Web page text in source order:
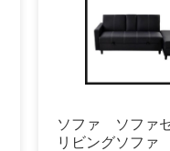
ソファ ソファ
リビングソファ